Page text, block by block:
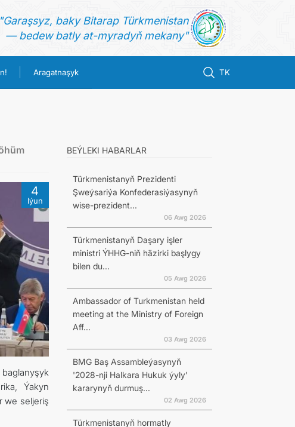
baky Bitarap Türkmenistan
— bedew batly at-myradyň mekany"
Aragatnaşyk TK
4
Iýun
Ýakyn
we seljeriş
BEÝLEKI HABARLAR
Türkmenistanyň Prezidenti
Şweýsariýa Konfederasiýasynyň
wise-prezident...
06 Awg 2026
Türkmenistanyň Daşary işler
ministri ÝHHG-niň häzirki başlygy
bilen du...
05 Awg 2026
Ambassador of Turkmenistan held
meeting at the Ministry of Foreign
Aff...
03 Awg 2026
BMG Baş Assambleýasynyň
'2028-nji Halkara Hukuk ýyly'
kararynyň durmuş...
02 Awg 2026
Türkmenistanyň hormatly